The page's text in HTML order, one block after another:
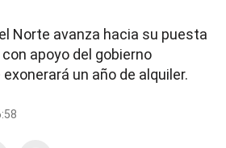
Norte avanza hacia su puesta
apoyo del gobierno
un año de alquiler.